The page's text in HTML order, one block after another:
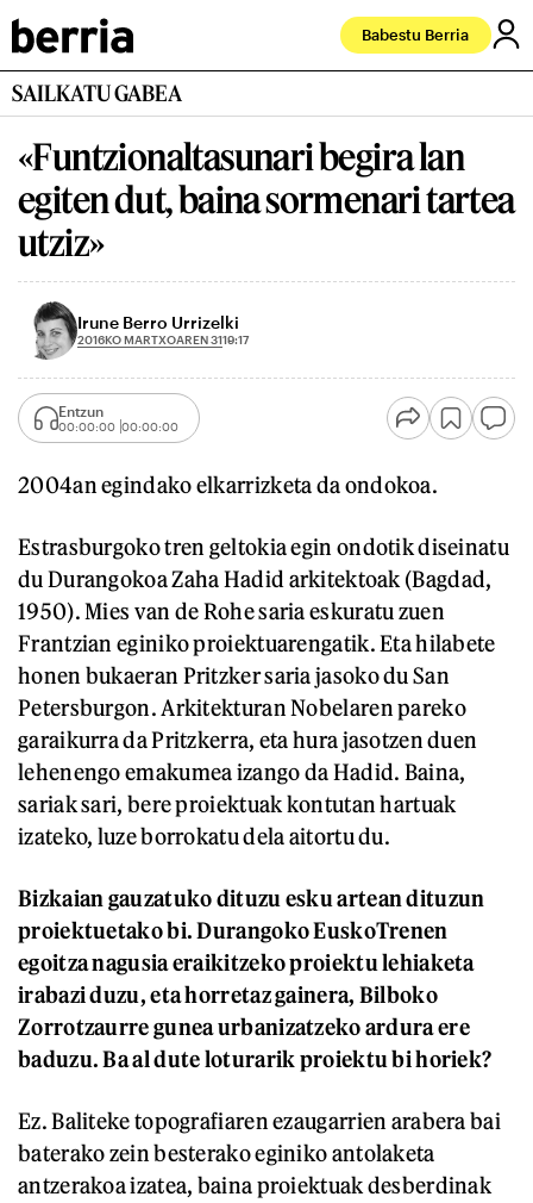
Babestu Berria
SAILKATU GABEA
«Funtzionaltasunari begira lan
egiten dut, baina sormenari tartea
utziz»
Irune Berro Urrizelki
2016KO MARTXOAREN 3119:17
Entzun
00:00:00 00:00:00
2004an egindako elkarrizketa da ondokoa.
Estrasburgoko tren geltokia egin ondotik diseinatu
du Durangokoa Zaha Hadid arkitektoak (Bagdad,
1950). Mies van de Rohe saria eskuratu zuen
Frantzian eginiko proiektuarengatik. Eta hilabete
honen bukaeran Pritzker saria jasoko du San
Petersburgon. Arkitekturan Nobelaren pareko
garaikurra da Pritzkerra, eta hura jasotzen duen
lehenengo emakumea izango da Hadid. Baina,
sariak sari, bere proiektuak kontutan hartuak
izateko, luze borrokatu dela aitortu du.
Bizkaian gauzatuko dituzu esku artean dituzun
proiektuetako bi. Durangoko EuskoTrenen
egoitza nagusia eraikitzeko proiektu lehiaketa
irabazi duzu, eta horretaz gainera, Bilboko
Zorrotzaurre gunea urbanizatzeko ardura ere
baduzu. Ba al dute loturarik proiektu bi horiek?
Ez. Baliteke topografiaren ezaugarrien arabera bai
baterako zein besterako eginiko antolaketa
antzerakoa izatea, baina proiektuak desberdinak